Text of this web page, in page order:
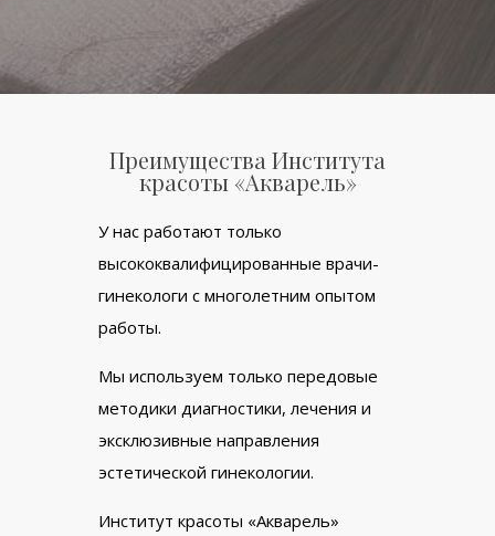
Преимущества Института
красоты «Акварель»
У нас работают только
высококвалифицированные врачи-
гинекологи с многолетним опытом
работы.
Мы используем только передовые
методики диагностики, лечения и
эксклюзивные направления
эстетической гинекологии.
Институт красоты «Акварель»